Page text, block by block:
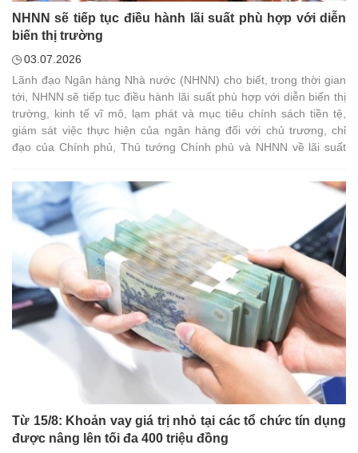
NHNN sẽ tiếp tục điều hành lãi suất phù hợp với diễn
biến thị trường
03.07.2026
Lãnh đạo Ngân hàng Nhà nước (NHNN) cho biết, trong thời gian
tới, NHNN sẽ tiếp tục điều hành lãi suất phù hợp với diễn biến thị
trường, kinh tế vĩ mô, lạm phát và mục tiêu chính sách tiền tệ,
giám sát việc thực hiện của ngân hàng đối với chủ trương, chỉ
đạo của Chính phủ, Thủ tướng Chính phủ và NHNN về lãi suất
Từ 15/8: Khoản vay giá trị nhỏ tại các tổ chức tín dụng
được nâng lên tối đa 400 triệu đồng